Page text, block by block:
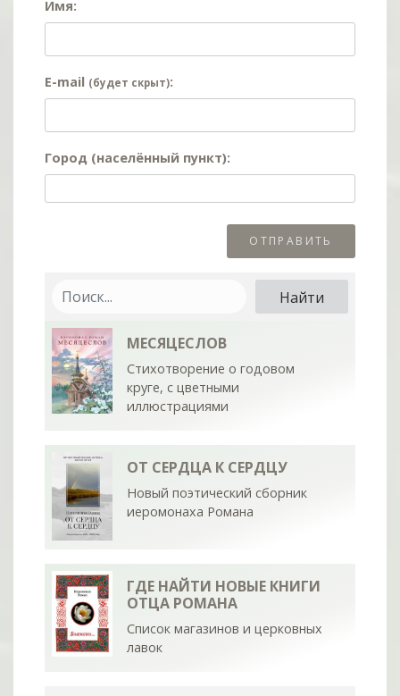
Имя:
E-mail (будет скрыт):
Город (населённый пункт):
МЕСЯЦЕСЛОВ
Стихотворение о годовом
круге, с цветными
иллюстрациями
ОТ СЕРДЦА К СЕРДЦУ
Новый поэтический сборник
иеромонаха Романа
ГДЕ НАЙТИ НОВЫЕ КНИГИ
ОТЦА РОМАНА
Список магазинов и церковных
лавок